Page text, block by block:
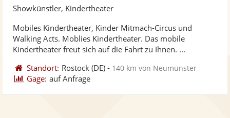
Showkünstler, Kindertheater
Mobiles Kindertheater, Kinder Mitmach-Circus und
Walking Acts. Moblies Kindertheater. Das mobile
Kindertheater freut sich auf die Fahrt zu Ihnen. ...
Standort: Rostock (DE) - 140 km von Neumünster
Gage: auf Anfrage